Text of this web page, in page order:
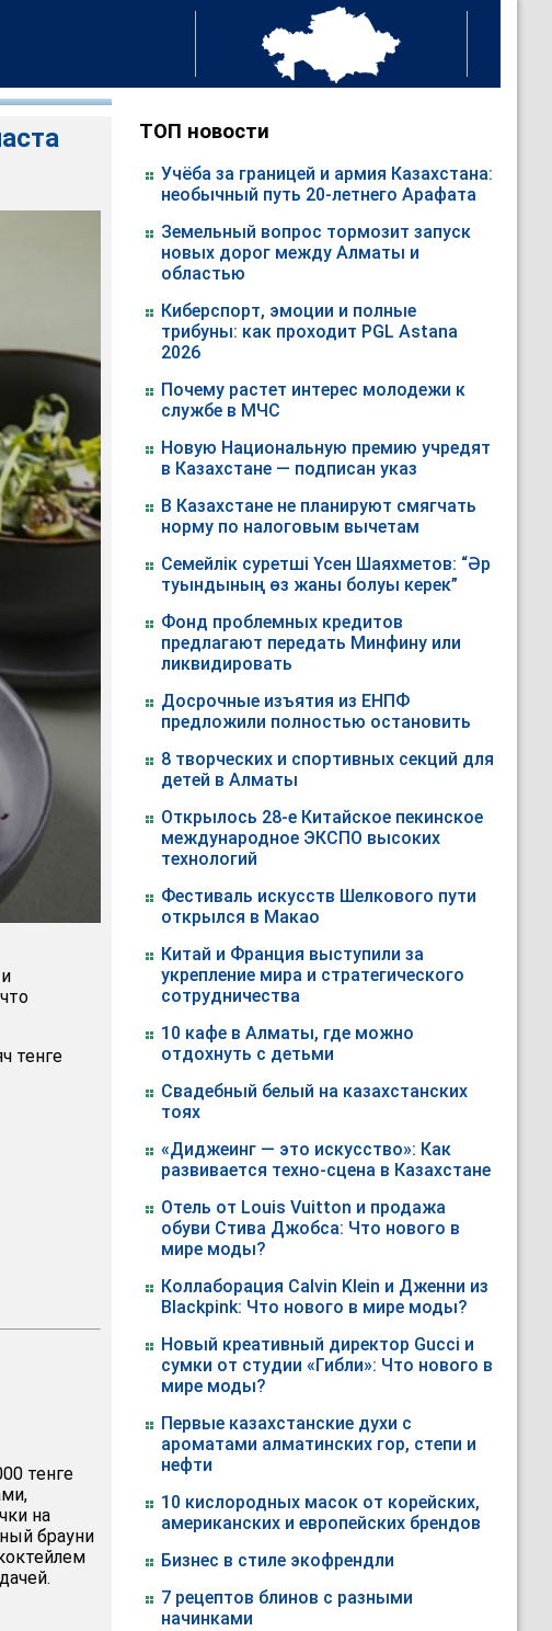
тенге
тенге
на
брауни
ТОП новости
Учёба за границей и армия Казахстана:
необычный путь 20-летнего Арафата
Земельный вопрос тормозит запуск
новых дорог между Алматы и
областью
Киберспорт, эмоции и полные
трибуны: как проходит PGL Astana
2026
Почему растет интерес молодежи к
службе в МЧС
Новую Национальную премию учредят
в Казахстане — подписан указ
В Казахстане не планируют смягчать
норму по налоговым вычетам
Семейлік суретші Үсен Шаяхметов: “Әр
туындының өз жаны болуы керек”
Фонд проблемных кредитов
предлагают передать Минфину или
ликвидировать
Досрочные изъятия из ЕНПФ
предложили полностью остановить
8 творческих и спортивных секций для
детей в Алматы
Открылось 28-е Китайское пекинское
международное ЭКСПО высоких
технологий
Фестиваль искусств Шелкового пути
открылся в Макао
Китай и Франция выступили за
укрепление мира и стратегического
сотрудничества
10 кафе в Алматы, где можно
отдохнуть с детьми
Свадебный белый на казахстанских
тоях
«Диджеинг — это искусство»: Как
развивается техно-сцена в Казахстане
Отель от Louis Vuitton и продажа
обуви Стива Джобса: Что нового в
мире моды?
Коллаборация Calvin Klein и Дженни из
Blackpink: Что нового в мире моды?
Новый креативный директор Gucci и
сумки от студии «Гибли»: Что нового в
мире моды?
Первые казахстанские духи с
ароматами алматинских гор, степи и
нефти
10 кислородных масок от корейских,
американских и европейских брендов
Бизнес в стиле экофрендли
7 рецептов блинов с разными
начинками